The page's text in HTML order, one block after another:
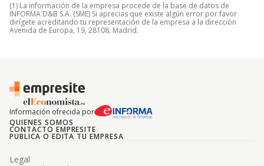
(1) La información de la empresa procede de la base de datos de
INFORMA D&B S.A. (SME) Si aprecias que existe algún error por favor
dirígete acreditando tu representación de la empresa a la dirección
Avenida de Europa, 19, 28108, Madrid.
Información ofrecida por
QUIENES SOMOS
CONTACTO EMPRESITE
PUBLICA O EDITA TU EMPRESA
Legal